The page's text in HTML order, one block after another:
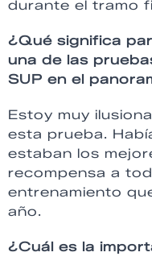
durante el tramo
¿Qué significa
una de las
SUP en el
Estoy muy
esta prueba.
estaban los
recompensa a
entrenamiento
año.
¿Cuál es la